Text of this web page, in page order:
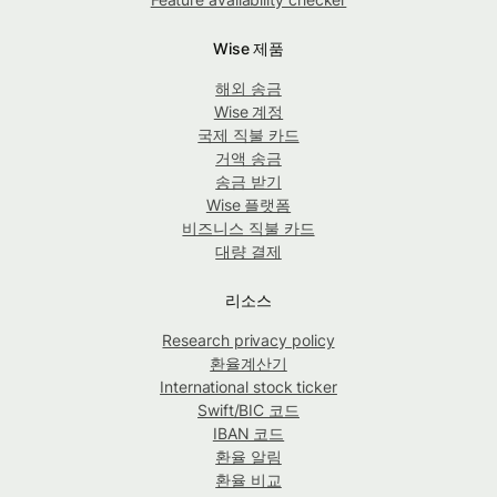
Wise 제품
해외 송금
Wise 계정
국제 직불 카드
거액 송금
송금 받기
Wise 플랫폼
비즈니스 직불 카드
대량 결제
리소스
Research privacy policy
환율계산기
International stock ticker
Swift/BIC 코드
IBAN 코드
환율 알림
환율 비교